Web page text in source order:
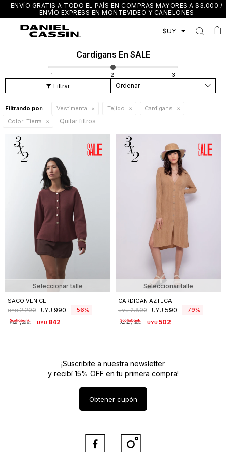
ENVÍO GRATIS A TODO EL PAÍS EN COMPRAS MAYORES A $3.000 /
ENVÍO EXPRESS EN MONTEVIDEO Y CANELONES

Cardigans En SALE
Recomendados
Filtrando por: Vestimenta Tejido
Cardigans
Color: Tierra Quitar filtros
Seleccionar talle
SACO VENICE
UYU 2.290 UYU 990 56
UYU 842
Seleccionar talle
CARDIGAN AZTECA
UYU 2.890 UYU 590 79
UYU502
¡Suscribite a nuestra newsletter
y recibí 15% OFF en tu primera compra!
Obtener cupón
 